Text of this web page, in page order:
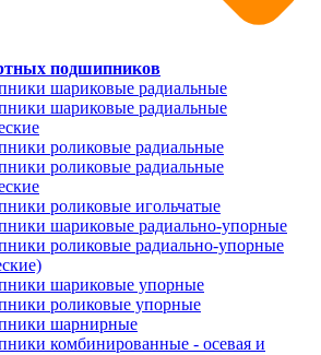
подшипников
шариковые радиальные
шариковые радиальные
роликовые радиальные
роликовые радиальные
роликовые игольчатые
шариковые радиально-упорные
роликовые радиально-упорные
шариковые упорные
роликовые упорные
шарнирные
комбинированные - осевая и